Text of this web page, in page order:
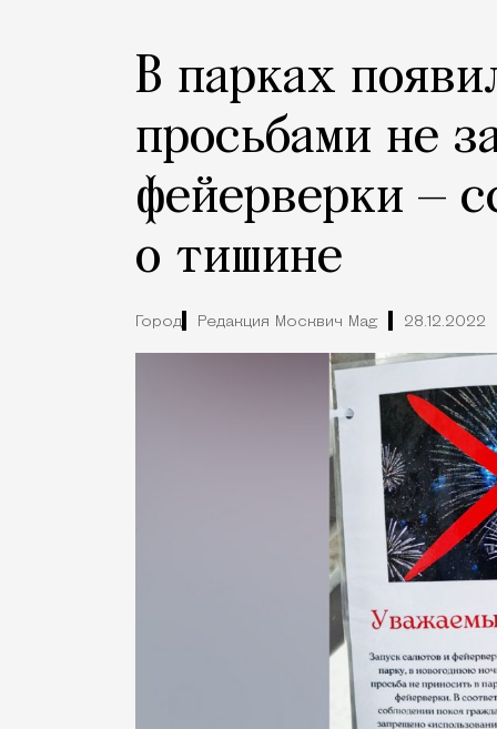
В парках
просьбами не
фейерверки —
о тишине
Город Редакция Москвич Mag 28.12.2022